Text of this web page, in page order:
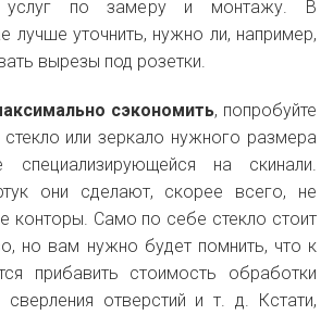
услуг по замеру и монтажу. В
лучше уточнить, нужно ли, например,
вырезы под розетки.
сэкономить, попробуйте
стекло или зеркало нужного размера
на скинали.
они сделают, скорее всего, не
конторы. Само по себе стекло стоит
но вам нужно будет помнить, что к
прибавить стоимость обработки
отверстий и т. д. Кстати,